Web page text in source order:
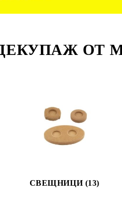
ОТ
СВЕЩНИЦИ (13)